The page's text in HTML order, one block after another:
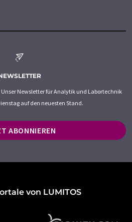
Newsletter für Analytik und Labortechnik
auf den neuesten Stand.
ABONNIEREN
von LUMITOS